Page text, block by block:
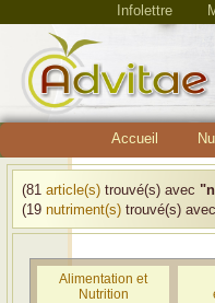
Infolettre
Accueil
(81 article(s) trouvé(s) avec
(19 nutriment(s) trouvé(s) avec
Alimentation et
Nutrition